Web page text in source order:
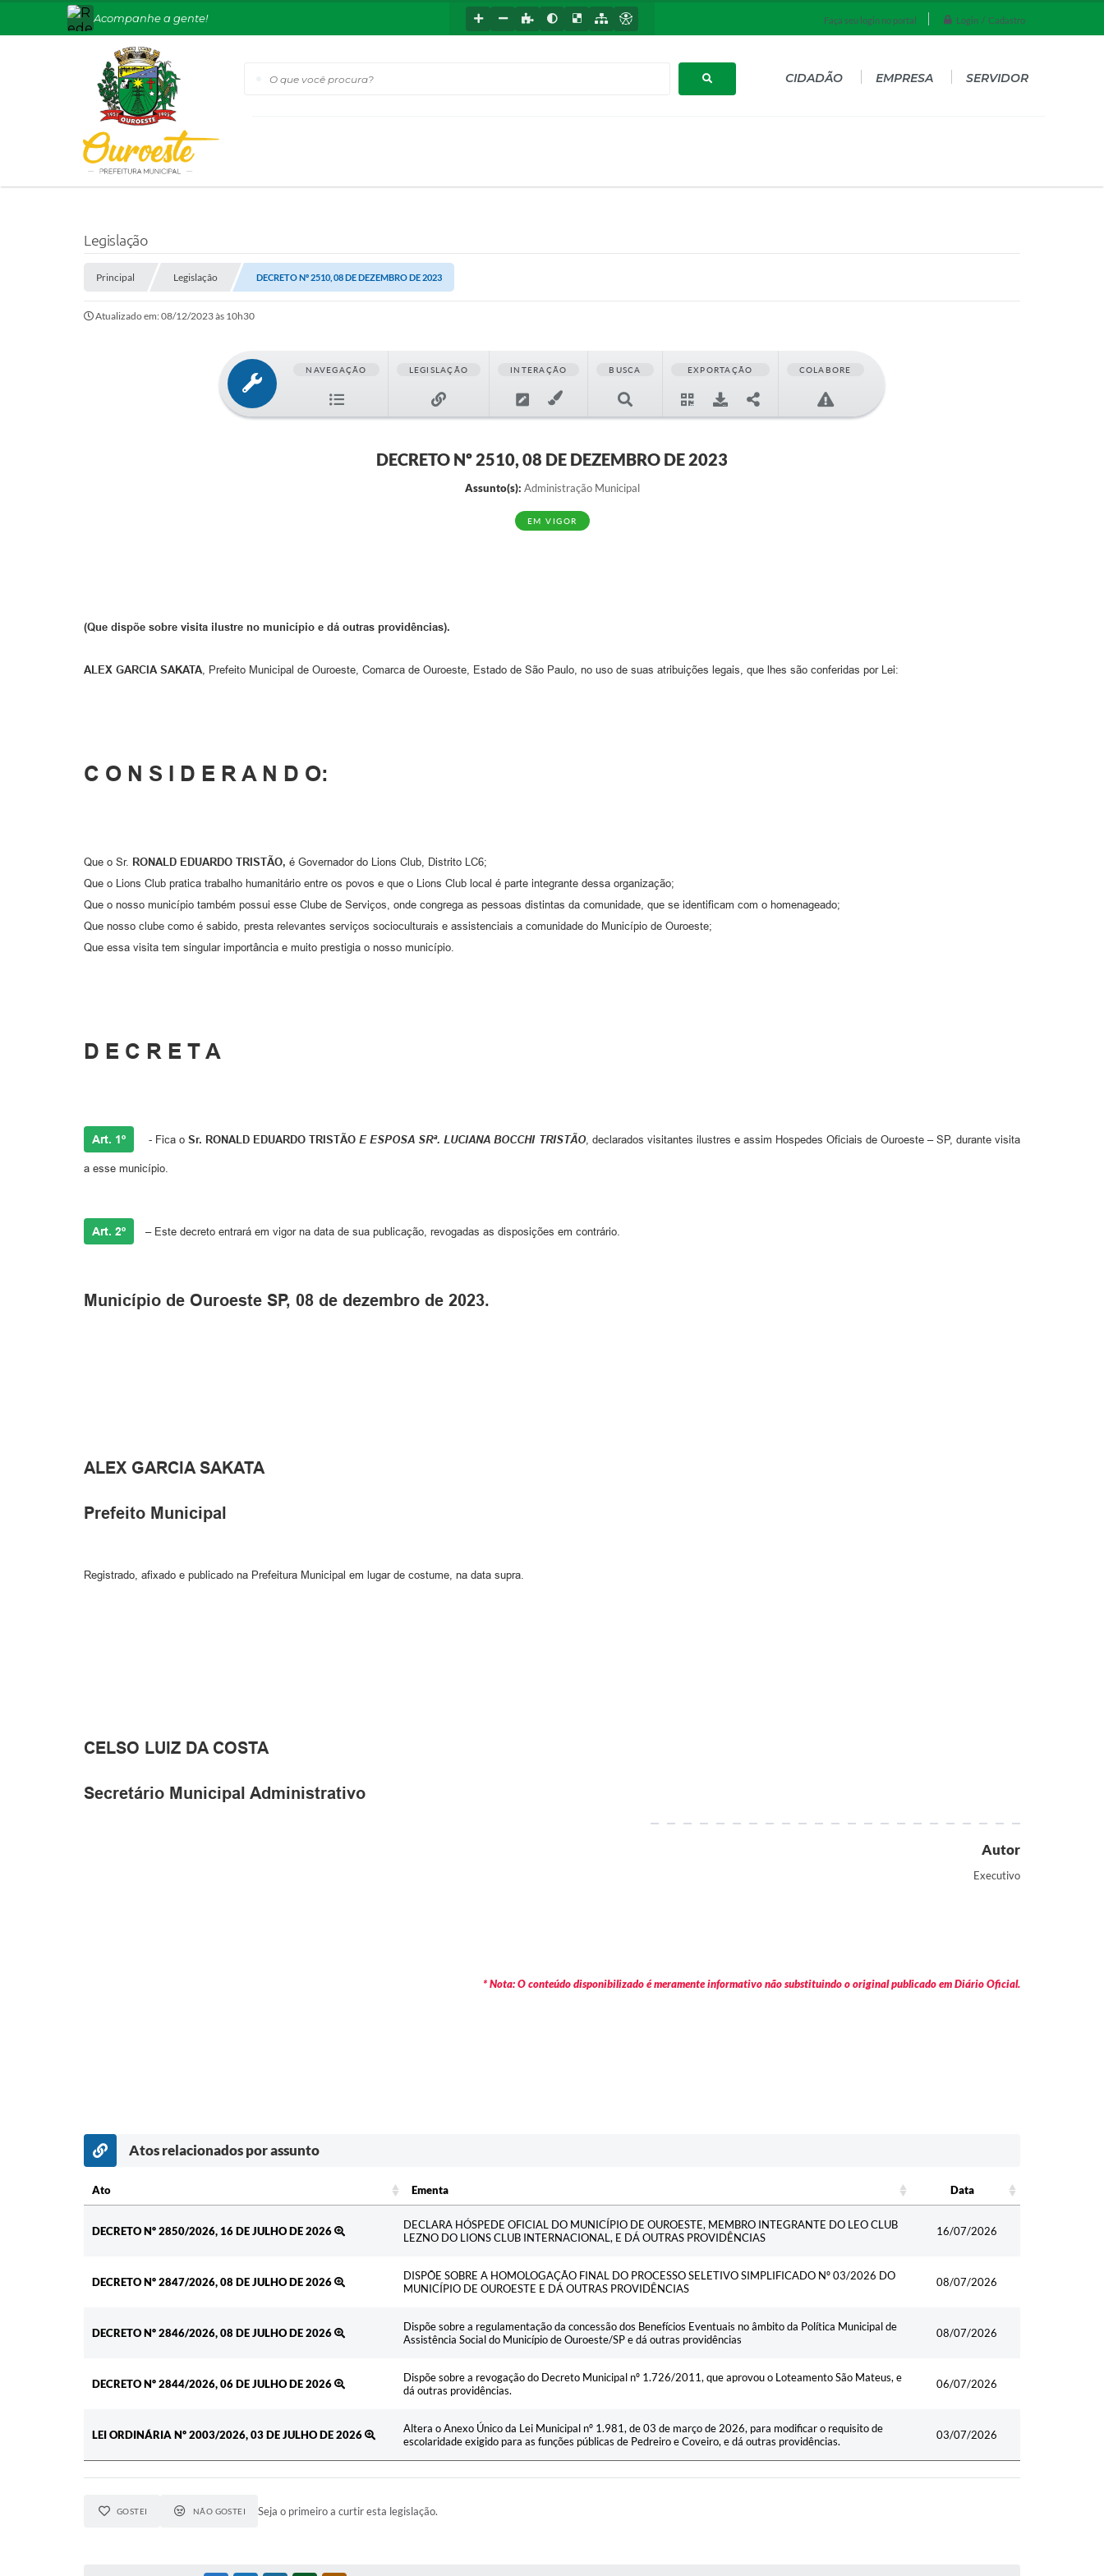
Faça seu login no portal Login / Cadastro
O que você procura?
Acompanhe a gente!
CIDADÃO EMPRESA SERVIDOR
Legislação
Principal Legislação DECRETO Nº 2510, 08 DE DEZEMBRO DE 2023
Atualizado em: 08/12/2023 às 10h30
NAVEGAÇÃO LEGISLAÇÃO INTERAÇÃO BUSCA EXPORTAÇÃO COLABORE
DECRETO Nº 2510, 08 DE DEZEMBRO DE 2023
Assunto(s): Administração Municipal
EM VIGOR
(Que dispõe sobre visita ilustre no município e dá outras providências).
ALEX GARCIA SAKATA, Prefeito Municipal de Ouroeste, Comarca de Ouroeste, Estado de São Paulo, no uso de suas atribuições legais, que lhes são conferidas por Lei:
C O N S I D E R A N D O:
Que o Sr. RONALD EDUARDO TRISTÃO, é Governador do Lions Club, Distrito LC6;
Que o Lions Club pratica trabalho humanitário entre os povos e que o Lions Club local é parte integrante dessa organização;
Que o nosso município também possui esse Clube de Serviços, onde congrega as pessoas distintas da comunidade, que se identificam com o homenageado;
Que nosso clube como é sabido, presta relevantes serviços socioculturais e assistenciais a comunidade do Município de Ouroeste;
Que essa visita tem singular importância e muito prestigia o nosso município.
D E C R E T A
Art. 1º - Fica oSr. RONALD EDUARDO TRISTÃOE ESPOSA SRª. LUCIANA BOCCHI TRISTÃO, declarados visitantes ilustres e assim Hospedes Oficiais de Ouroeste – SP, durante visita
a esse município.
Art. 2º – Este decreto entrará em vigor na data de sua publicação, revogadas as disposições em contrário.
Município de Ouroeste SP, 08 de dezembro de 2023.
ALEX GARCIA SAKATA
Prefeito Municipal
Registrado, afixado e publicado na Prefeitura Municipal em lugar de costume, na data supra.
CELSO LUIZ DA COSTA
Secretário Municipal Administrativo
Autor
Executivo
* Nota: O conteúdo disponibilizado é meramente informativo não substituindo o original publicado em Diário Oficial.
Atos relacionados por assunto
Ato Ementa
Data
DECRETO Nº 2850/2026, 16 DE JULHO DE 2026
DECLARA HÓSPEDE OFICIAL DO MUNICÍPIO DE OUROESTE, MEMBRO INTEGRANTE DO LEO CLUB
LEZNO DO LIONS CLUB INTERNACIONAL, E DÁ OUTRAS PROVIDÊNCIAS
16/07/2026
DECRETO Nº 2847/2026, 08 DE JULHO DE 2026
DISPÕE SOBRE A HOMOLOGAÇÃO FINAL DO PROCESSO SELETIVO SIMPLIFICADO Nº 03/2026 DO
MUNICÍPIO DE OUROESTE E DÁ OUTRAS PROVIDÊNCIAS
08/07/2026
DECRETO Nº 2846/2026, 08 DE JULHO DE 2026
Dispõe sobre a regulamentação da concessão dos Benefícios Eventuais no âmbito da Política Municipal de
Assistência Social do Município de Ouroeste/SP e dá outras providências
08/07/2026
DECRETO Nº 2844/2026, 06 DE JULHO DE 2026
Dispõe sobre a revogação do Decreto Municipal nº 1.726/2011, que aprovou o Loteamento São Mateus, e
dá outras providências.
06/07/2026
LEI ORDINÁRIA Nº 2003/2026, 03 DE JULHO DE 2026
Altera o Anexo Único da Lei Municipal nº 1.981, de 03 de março de 2026, para modificar o requisito de
escolaridade exigido para as funções públicas de Pedreiro e Coveiro, e dá outras providências.
03/07/2026
GOSTEI NÃO GOSTEI Seja o primeiro a curtir esta legislação.